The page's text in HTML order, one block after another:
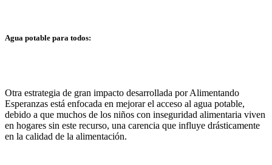
Agua potable para todos:
Otra estrategia de gran impacto desarrollada por Alimentando
Esperanzas está enfocada en mejorar el acceso al agua potable,
debido a que muchos de los niños con inseguridad alimentaria viven
en hogares sin este recurso, una carencia que influye drásticamente
en la calidad de la alimentación.